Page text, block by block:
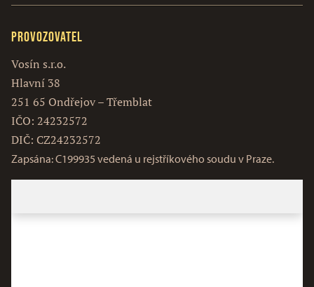
Provozovatel
Vosín s.r.o.
Hlavní 38
251 65 Ondřejov – Třemblat
IČO: 24232572
DIČ: CZ24232572
Zapsána: C199935 vedená u rejstříkového soudu v Praze.